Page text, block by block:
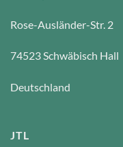
Rose-Ausländer-Str. 2
74523 Schwäbisch Hall
Deutschland
JTL